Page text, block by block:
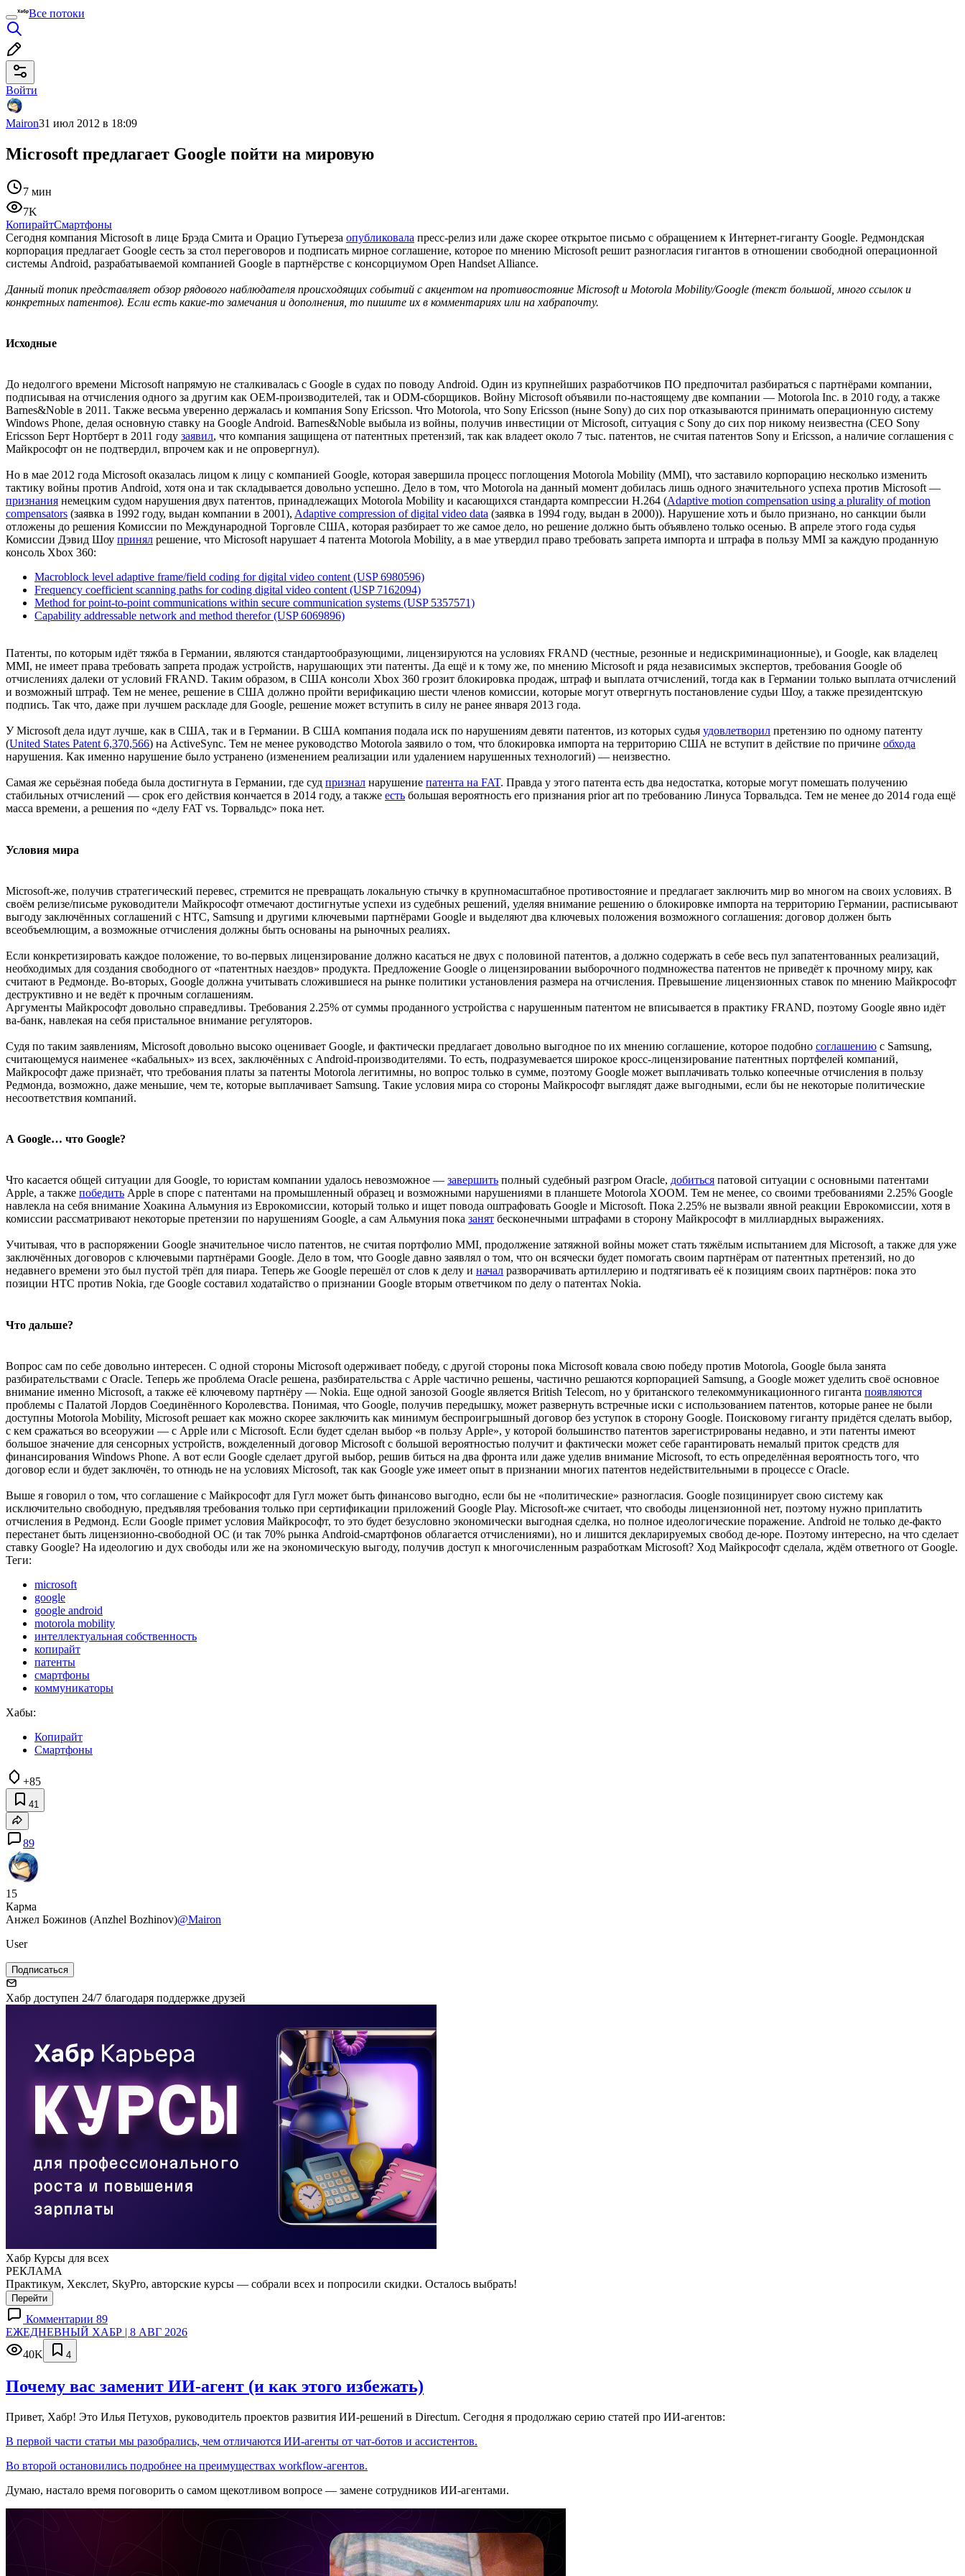
Все потоки
Войти
Mairon31 июл 2012 в 18:09
Microsoft предлагает Google пойти на мировую
7 мин
7K
КопирайтСмартфоны
Сегодня компания Microsoft в лице Брэда Смита и Орацио Гутьереза опубликовала пресс-релиз или даже скорее открытое письмо с обращением к Интернет-гиганту Google. Редмондская
корпорация предлагает Google сесть за стол переговоров и подписать мирное соглашение, которое по мнению Microsoft решит разногласия гигантов в отношении свободной операционной
системы Android, разрабатываемой компанией Google в партнёрстве с консорциумом Open Handset Alliance.
Данный топик представляет обзор рядового наблюдателя происходящих событий с акцентом на противостояние Microsoft и Motorola Mobility/Google (текст большой, много ссылок и
конкретных патентов). Если есть какие-то замечания и дополнения, то пишите их в комментариях или на хабрапочту.
Исходные
До недолгого времени Microsoft напрямую не сталкивалась с Google в судах по поводу Android. Один из крупнейших разработчиков ПО предпочитал разбираться с партнёрами компании,
подписывая на отчисления одного за другим как OEM-производителей, так и ODM-сборщиков. Войну Microsoft объявили по-настоящему две компании — Motorola Inc. в 2010 году, а также
Barnes&Noble в 2011. Также весьма уверенно держалась и компания Sony Ericsson. Что Motorola, что Sony Ericsson (ныне Sony) до сих пор отказываются принимать операционную систему
Windows Phone, делая основную ставку на Google Android. Barnes&Noble выбыла из войны, получив инвестиции от Microsoft, ситуация с Sony до сих пор никому неизвестна (CEO Sony
Ericsson Берт Нортберт в 2011 году заявил, что компания защищена от патентных претензий, так как владеет около 7 тыс. патентов, не считая патентов Sony и Ericsson, а наличие соглашения с
Майкрософт он не подтвердил, впрочем как и не опровергнул).
Но в мае 2012 года Microsoft оказалась лицом к лицу с компанией Google, которая завершила процесс поглощения Motorola Mobility (MMI), что заставило корпорацию несколько изменить
тактику войны против Android, хотя она и так складывается довольно успешно. Дело в том, что Motorola на данный момент добилась лишь одного значительного успеха против Microsoft —
признания немецким судом нарушения двух патентов, принадлежащих Motorola Mobility и касающихся стандарта компрессии H.264 (Adaptive motion compensation using a plurality of motion
compensators (заявка в 1992 году, выдан компании в 2001), Adaptive compression of digital video data (заявка в 1994 году, выдан в 2000)). Нарушение хоть и было признано, но санкции были
отложены до решения Комиссии по Международной Торговле США, которая разбирает то же самое дело, но решение должно быть объявлено только осенью. В апреле этого года судья
Комиссии Дэвид Шоу принял решение, что Microsoft нарушает 4 патента Motorola Mobility, а в мае утвердил право требовать запрета импорта и штрафа в пользу MMI за каждую проданную
консоль Xbox 360:
Macroblock level adaptive frame/field coding for digital video content (USP 6980596)
Frequency coefficient scanning paths for coding digital video content (USP 7162094)
Method for point-to-point communications within secure communication systems (USP 5357571)
Capability addressable network and method therefor (USP 6069896)
Патенты, по которым идёт тяжба в Германии, являются стандартообразующими, лицензируются на условиях FRAND (честные, резонные и недискриминационные), и Google, как владелец
MMI, не имеет права требовать запрета продаж устройств, нарушающих эти патенты. Да ещё и к тому же, по мнению Microsoft и ряда независимых экспертов, требования Google об
отчислениях далеки от условий FRAND. Таким образом, в США консоли Xbox 360 грозит блокировка продаж, штраф и выплата отчислений, тогда как в Германии только выплата отчислений
и возможный штраф. Тем не менее, решение в США должно пройти верификацию шести членов комиссии, которые могут отвергнуть постановление судьи Шоу, а также президентскую
подпись. Так что, даже при лучшем раскладе для Google, решение может вступить в силу не ранее января 2013 года.
У Microsoft дела идут лучше, как в США, так и в Германии. В США компания подала иск по нарушениям девяти патентов, из которых судья удовлетворил претензию по одному патенту
(United States Patent 6,370,566) на ActiveSync. Тем не менее руководство Motorola заявило о том, что блокировка импорта на территорию США не вступит в действие по причине обхода
нарушения. Как именно нарушение было устранено (изменением реализации или удалением нарушенных технологий) — неизвестно.
Самая же серьёзная победа была достигнута в Германии, где суд признал нарушение патента на FAT. Правда у этого патента есть два недостатка, которые могут помешать получению
стабильных отчислений — срок его действия кончается в 2014 году, а также есть большая вероятность его признания prior art по требованию Линуса Торвальдса. Тем не менее до 2014 года ещё
масса времени, а решения по «делу FAT vs. Торвальдс» пока нет.
Условия мира
Microsoft-же, получив стратегический перевес, стремится не превращать локальную стычку в крупномасштабное противостояние и предлагает заключить мир во многом на своих условиях. В
своём релизе/письме руководители Майкрософт отмечают достигнутые успехи из судебных решений, уделяя внимание решению о блокировке импорта на территорию Германии, расписывают
выгоду заключённых соглашений с HTC, Samsung и другими ключевыми партнёрами Google и выделяют два ключевых положения возможного соглашения: договор должен быть
всеобъемлющим, а возможные отчисления должны быть основаны на рыночных реалиях.
Если конкретизировать каждое положение, то во-первых лицензирование должно касаться не двух с половиной патентов, а должно содержать в себе весь пул запатентованных реализаций,
необходимых для создания свободного от «патентных наездов» продукта. Предложение Google о лицензировании выборочного подмножества патентов не приведёт к прочному миру, как
считают в Редмонде. Во-вторых, Google должна учитывать сложившиеся на рынке политики установления размера на отчисления. Превышение лицензионных ставок по мнению Майкрософт
деструктивно и не ведёт к прочным соглашениям.
Аргументы Майкрософт довольно справедливы. Требования 2.25% от суммы проданного устройства с нарушенным патентом не вписывается в практику FRAND, поэтому Google явно идёт
ва-банк, навлекая на себя пристальное внимание регуляторов.
Судя по таким заявлениям, Microsoft довольно высоко оценивает Google, и фактически предлагает довольно выгодное по их мнению соглашение, которое подобно соглашению с Samsung,
считающемуся наименее «кабальных» из всех, заключённых с Android-производителями. То есть, подразумевается широкое кросс-лицензирование патентных портфелей компаний,
Майкрософт даже признаёт, что требования платы за патенты Motorola легитимны, но вопрос только в сумме, поэтому Google может выплачивать только копеечные отчисления в пользу
Редмонда, возможно, даже меньшие, чем те, которые выплачивает Samsung. Такие условия мира со стороны Майкрософт выглядят даже выгодными, если бы не некоторые политические
несоответствия компаний.
А Google… что Google?
Что касается общей ситуации для Google, то юристам компании удалось невозможное — завершить полный судебный разгром Oracle, добиться патовой ситуации с основными патентами
Apple, а также победить Apple в споре с патентами на промышленный образец и возможными нарушениями в планшете Motorola XOOM. Тем не менее, со своими требованиями 2.25% Google
навлекла на себя внимание Хоакина Альмуния из Еврокомиссии, который только и ищет повода оштрафовать Google и Microsoft. Пока 2.25% не вызвали явной реакции Еврокомиссии, хотя в
комиссии рассматривают некоторые претензии по нарушениям Google, а сам Альмуния пока занят бесконечными штрафами в сторону Майкрософт в миллиардных выражениях.
Учитывая, что в распоряжении Google значительное число патентов, не считая портфолио MMI, продолжение затяжной войны может стать тяжёлым испытанием для Microsoft, а также для уже
заключённых договоров с ключевыми партнёрами Google. Дело в том, что Google давно заявлял о том, что он всячески будет помогать своим партнёрам от патентных претензий, но до
недавнего времени это был пустой трёп для пиара. Теперь же Google перешёл от слов к делу и начал разворачивать артиллерию и подтягивать её к позициям своих партнёров: пока это
позиции HTC против Nokia, где Google составил ходатайство о признании Google вторым ответчиком по делу о патентах Nokia.
Что дальше?
Вопрос сам по себе довольно интересен. С одной стороны Microsoft одерживает победу, с другой стороны пока Microsoft ковала свою победу против Motorola, Google была занята
разбирательствами с Oracle. Теперь же проблема Oracle решена, разбирательства с Apple частично решены, частично решаются корпорацией Samsung, а Google может уделить своё основное
внимание именно Microsoft, а также её ключевому партнёру — Nokia. Еще одной занозой Google является British Telecom, но у британского телекоммуникационного гиганта появляются
проблемы с Палатой Лордов Соединённого Королевства. Понимая, что Google, получив передышку, может развернуть встречные иски с использованием патентов, которые ранее не были
доступны Motorola Mobility, Microsoft решает как можно скорее заключить как минимум беспроигрышный договор без уступок в сторону Google. Поисковому гиганту придётся сделать выбор,
с кем сражаться во всеоружии — с Apple или с Microsoft. Если будет сделан выбор «в пользу Apple», у которой большинство патентов зарегистрированы недавно, и эти патенты имеют
большое значение для сенсорных устройств, вожделенный договор Microsoft с большой вероятностью получит и фактически может себе гарантировать немалый приток средств для
финансирования Windows Phone. А вот если Google сделает другой выбор, решив биться на два фронта или даже уделив внимание Microsoft, то есть определённая вероятность того, что
договор если и будет заключён, то отнюдь не на условиях Microsoft, так как Google уже имеет опыт в признании многих патентов недействительными в процессе с Oracle.
Выше я говорил о том, что соглашение с Майкрософт для Гугл может быть финансово выгодно, если бы не «политические» разногласия. Google позицинирует свою систему как
исключительно свободную, предъявляя требования только при сертификации приложений Google Play. Microsoft-же считает, что свободы лицензионной нет, поэтому нужно приплатить
отчисления в Редмонд. Если Google примет условия Майкрософт, то это будет безусловно экономически выгодная сделка, но полное идеологические поражение. Android не только де-факто
перестанет быть лицензионно-свободной ОС (и так 70% рынка Android-смартфонов облагается отчислениями), но и лишится декларируемых свобод де-юре. Поэтому интересно, на что сделает
ставку Google? На идеологию и дух свободы или же на экономическую выгоду, получив доступ к многочисленным разработкам Microsoft? Ход Майкрософт сделала, ждём ответного от Google.
Теги:
microsoft
google
google android
motorola mobility
интеллектуальная собственность
копирайт
патенты
смартфоны
коммуникаторы
Хабы:
Копирайт
Смартфоны
+85
41
89
15
Карма
Анжел Божинов (Anzhel Bozhinov)@Mairon
User
Подписаться
Хабр доступен 24/7 благодаря поддержке друзей
Хабр Курсы для всех
РЕКЛАМА
Практикум, Хекслет, SkyPro, авторские курсы — собрали всех и попросили скидки. Осталось выбрать!
Перейти
Комментарии 89
ЕЖЕДНЕВНЫЙ ХАБР | 8 АВГ 2026
40K
4
Почему вас заменит ИИ‑агент (и как этого избежать)
Привет, Хабр! Это Илья Петухов, руководитель проектов развития ИИ-решений в Directum. Сегодня я продолжаю серию статей про ИИ-агентов:
В первой части статьи мы разобрались, чем отличаются ИИ-агенты от чат-ботов и ассистентов.
Во второй остановились подробнее на преимуществах workflow-агентов.
Думаю, настало время поговорить о самом щекотливом вопросе — замене сотрудников ИИ-агентами.